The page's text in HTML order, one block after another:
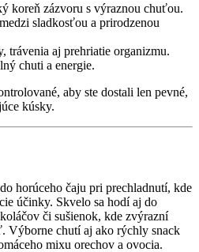
koreň zázvoru s výraznou chuťou.
sladkosťou a prirodzenou
trávenia aj prehriatie organizmu.
chuti a energie.
aby ste dostali len pevné,
kúsky.
horúceho čaju pri prechladnutí, kde
účinky. Skvelo sa hodí aj do
či sušienok, kde zvýrazní
Výborne chutí aj ako rýchly snack
mixu orechov a ovocia.